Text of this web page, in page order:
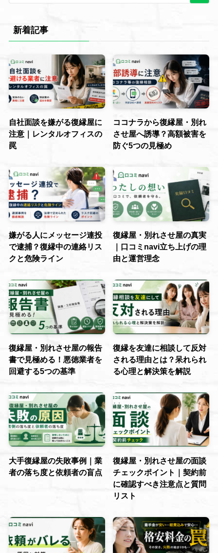
新着記事
自社面談を嫌がる復縁屋に
注意｜レンタルオフィスの
罠
ココナラから復縁屋・別れ
させ屋へ誘導？高額被害を
防ぐ5つの見極め
嫌がる人にメッセージ連投
で逮捕？復縁中の連絡リス
クと危険ライン
復縁屋・別れさせ屋の真実
｜口コミnavi立ち上げの理
由と運営理念
復縁屋・別れさせ屋の報告
書で見極める！悪徳業者を
回避する5つの基準
復縁を友達に相談して反対
される理由とは？呆れられ
る心理と解決策を解説
大手復縁屋の失敗事例｜業
者の落ち度と依頼者の盲点
復縁屋・別れさせ屋の面談
チェックポイント｜契約前
に確認すべき注意点と質問
リスト